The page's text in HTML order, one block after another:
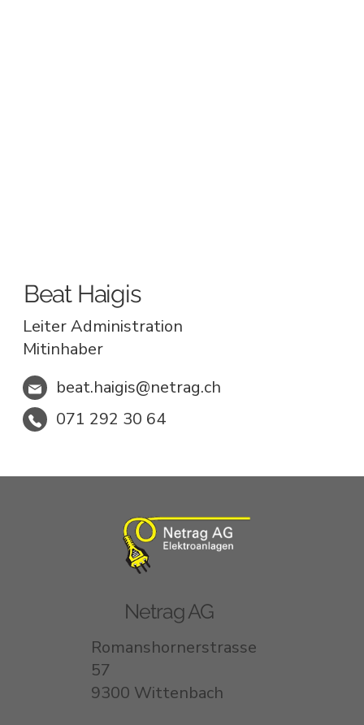
Beat Haigis
Leiter Administration
Mitinhaber
beat.haigis@netrag.ch
071 292 30 64
Netrag AG
Romanshornerstrasse
57
9300 Wittenbach